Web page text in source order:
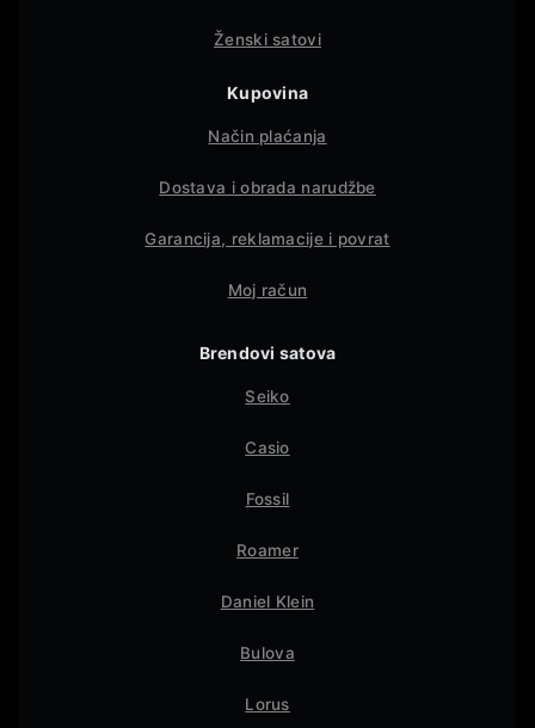
Ženski satovi
Kupovina
Način plaćanja
Dostava i obrada narudžbe
Garancija, reklamacije i povrat
Moj račun
Brendovi satova
Seiko
Casio
Fossil
Roamer
Daniel Klein
Bulova
Lorus